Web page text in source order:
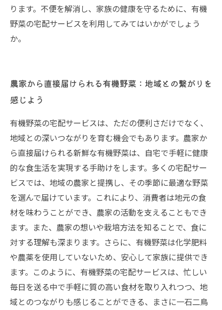
ります。不便を解消し、家族の健康を守るために、有機
野菜の宅配サービスを利用してみてはいかがでしょう
か。
農家から直接届けられる有機野菜：地域との繋がりを
感じよう
有機野菜の宅配サービスは、ただの便利さだけでなく、
地域との深いつながりを育む機会でもあります。農家か
ら直接届けられる新鮮な有機野菜は、自宅で手軽に健康
的な食生活を実現する手助けをします。多くの宅配サー
ビスでは、地域の農家と提携し、その季節に最適な野菜
を選んで届けています。これにより、消費者は地元の食
材を味わうことができ、農家の活動を支えることもでき
ます。また、農家の想いや栽培方法を知ることで、食に
対する理解も深まります。さらに、有機野菜は化学肥料
や農薬を使用していないため、安心して家族に提供でき
ます。このように、有機野菜の宅配サービスは、忙しい
毎日を送る中で手軽に質の高い食材を取り入れつつ、地
域とのつながりも感じることができる、まさに一石二鳥